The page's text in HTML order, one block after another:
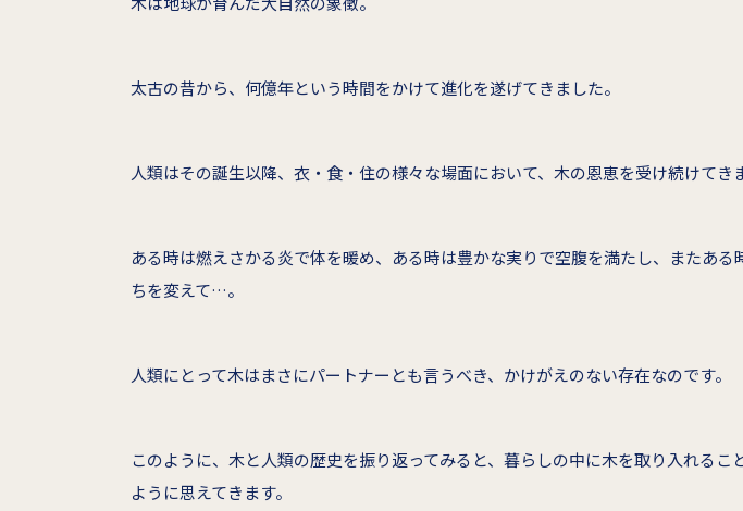
太古の昔から、何億年という時間をかけて進化を遂げてきました。
人類はその誕生以降、衣・食・住の様々な場面において、木の恩恵を受け続けてき
ある時は燃えさかる炎で体を暖め、ある時は豊かな実りで空腹を満たし、またある
ちを変えて…。
人類にとって木はまさにパートナーとも言うべき、かけがえのない存在なのです。
このように、木と人類の歴史を振り返ってみると、暮らしの中に木を取り入れるこ
ように思えてきます。